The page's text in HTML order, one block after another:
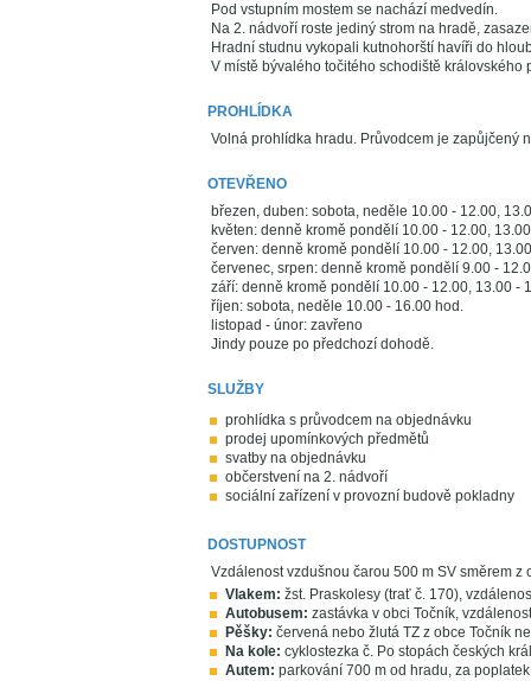
Pod vstupním mostem se nachází medvedín.
Na 2. nádvoří roste jediný strom na hradě,
Hradní studnu vykopali kutnohorští havíři do
V místě bývalého točitého schodiště královského
PROHLÍDKA
Volná prohlídka hradu. Průvodcem je zapůjčený
OTEVŘENO
březen, duben: sobota, neděle 10.00 - 12.00,
květen: denně kromě pondělí 10.00 - 12.00,
červen: denně kromě pondělí 10.00 - 12.00,
červenec, srpen: denně kromě pondělí 9.00 -
září: denně kromě pondělí 10.00 - 12.00, 13.00 -
říjen: sobota, neděle 10.00 - 16.00 hod.
listopad - únor: zavřeno
Jindy pouze po předchozí dohodě.
SLUŽBY
prohlídka s průvodcem na objednávku
prodej upomínkových předmětů
svatby na objednávku
občerstvení na 2. nádvoří
sociální zařízení v provozní budově pokladny
DOSTUPNOST
Vzdálenost vzdušnou čarou 500 m SV směrem z
Vlakem: žst. Praskolesy (trať č. 170),
Autobusem: zastávka v obci Točník,
Pěšky: červená nebo žlutá TZ z obce Točník
Na kole: cyklostezka č. Po stopách českých
Autem: parkování 700 m od hradu, za